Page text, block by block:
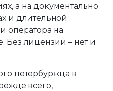
а на документально
и длительной
оператора на
лицензии – нет и
петербуржца в
всего,